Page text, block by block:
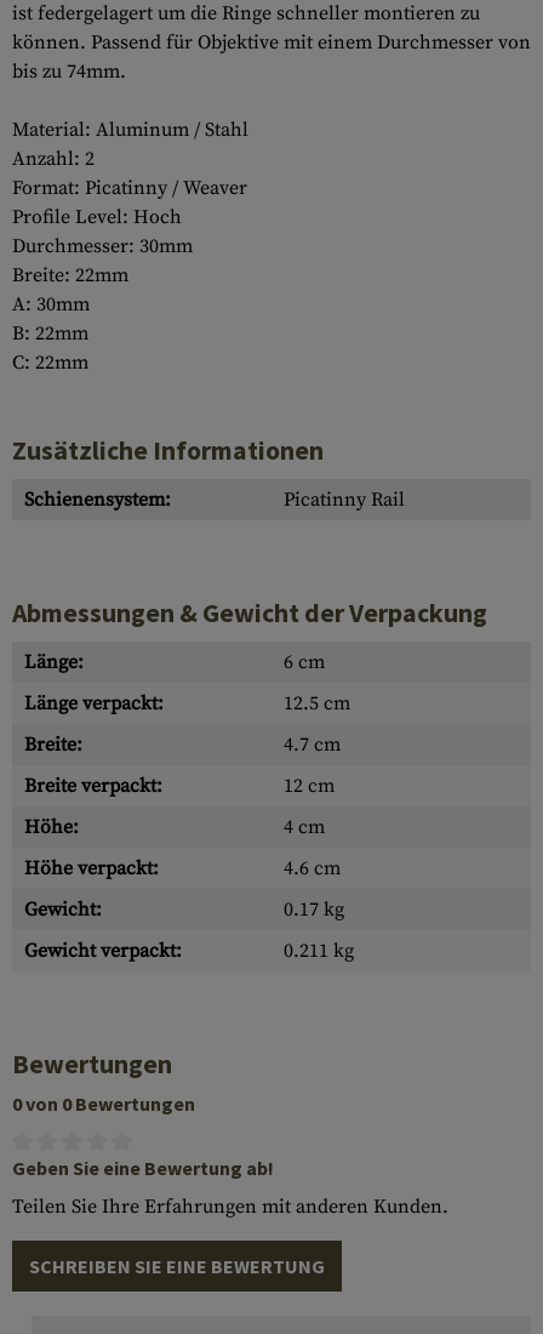
ist federgelagert um die Ringe schneller montieren zu
können. Passend für Objektive mit einem Durchmesser von
bis zu 74mm.
Material: Aluminum / Stahl
Anzahl: 2
Format: Picatinny / Weaver
Profile Level: Hoch
Durchmesser: 30mm
Breite: 22mm
A: 30mm
B: 22mm
C: 22mm
Zusätzliche Informationen
Schienensystem: Picatinny Rail
Abmessungen & Gewicht der Verpackung
Länge:
6 cm
Länge verpackt:
12.5 cm
Breite:
4.7 cm
Breite verpackt:
12 cm
Höhe:
4 cm
Höhe verpackt:
4.6 cm
Gewicht:
0.17 kg
Gewicht verpackt:
0.211 kg
Bewertungen
0 von 0 Bewertungen
Geben Sie eine Bewertung ab!
Teilen Sie Ihre Erfahrungen mit anderen Kunden.
SCHREIBEN SIE EINE BEWERTUNG